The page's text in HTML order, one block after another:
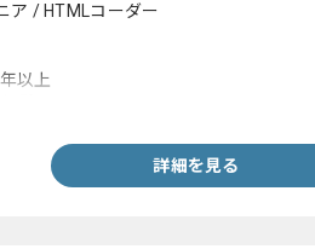
ア / HTMLコーダー
以上
詳細を見る